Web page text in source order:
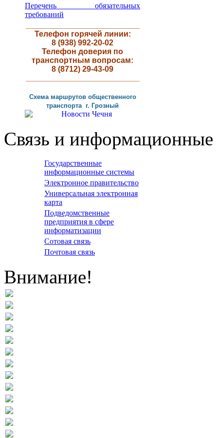
Перечень обязательных
требований
Телефон горячей линии:
8 (938) 992-20-02
Телефон доверия по
транспортным вопросам:
8 (8712) 29-43-09
Схема маршрутов общественного
транспорта г. Грозный
Связь и информационные
Государственные
информационные системы
Электронное правительство
Универсальная электронная
карта
Подведомственные
предприятия в сфере
информатизации
Сотовая связь
Почтовая связь
Внимание!